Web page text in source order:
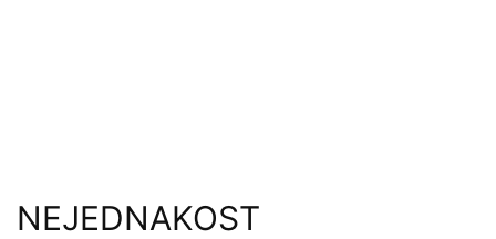
NEJEDNAKOST